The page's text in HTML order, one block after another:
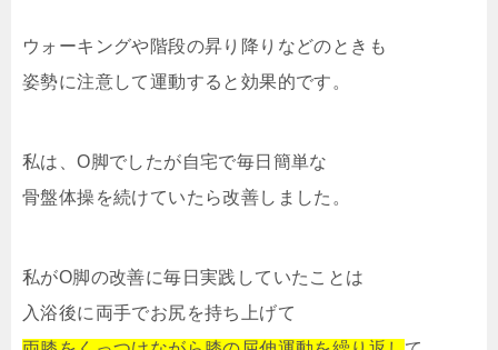
ウォーキングや階段の昇り降りなどのときも
姿勢に注意して運動すると効果的です。
私は、O脚でしたが自宅で毎日簡単な
骨盤体操を続けていたら改善しました。
私がO脚の改善に毎日実践していたことは
入浴後に両手でお尻を持ち上げて